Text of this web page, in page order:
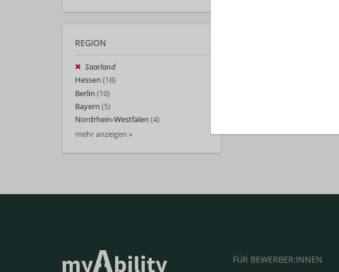
REGION
Saarland
Hessen (18)
Berlin (10)
Bayern (5)
Nordrhein-Westfalen (4)
mehr anzeigen »
FÜR BEWERBER:INNEN